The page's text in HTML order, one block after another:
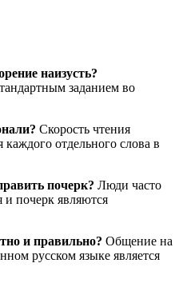
наизусть?
заданием во
Скорость чтения
каждого отдельного слова в
почерк? Люди часто
и почерк являются
и правильно? Общение на
русском языке является